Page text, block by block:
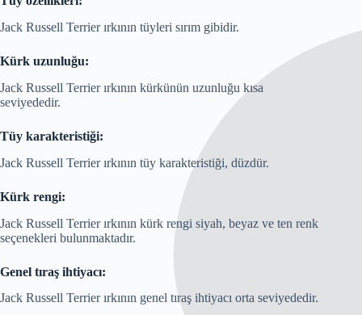
Jack Russell Terrier ırkının tüyleri sırım gibidir.
Kürk uzunluğu:
Jack Russell Terrier ırkının kürkünün uzunluğu kısa
seviyededir.
Tüy karakteristiği:
Jack Russell Terrier ırkının tüy karakteristiği, düzdür.
Kürk rengi:
Jack Russell Terrier ırkının kürk rengi siyah, beyaz ve ten renk
seçenekleri bulunmaktadır.
Genel tıraş ihtiyacı:
Jack Russell Terrier ırkının genel tıraş ihtiyacı orta seviyededir.